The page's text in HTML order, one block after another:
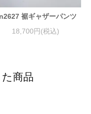
裾ギャザーパンツ
18,700円(税込)
商品